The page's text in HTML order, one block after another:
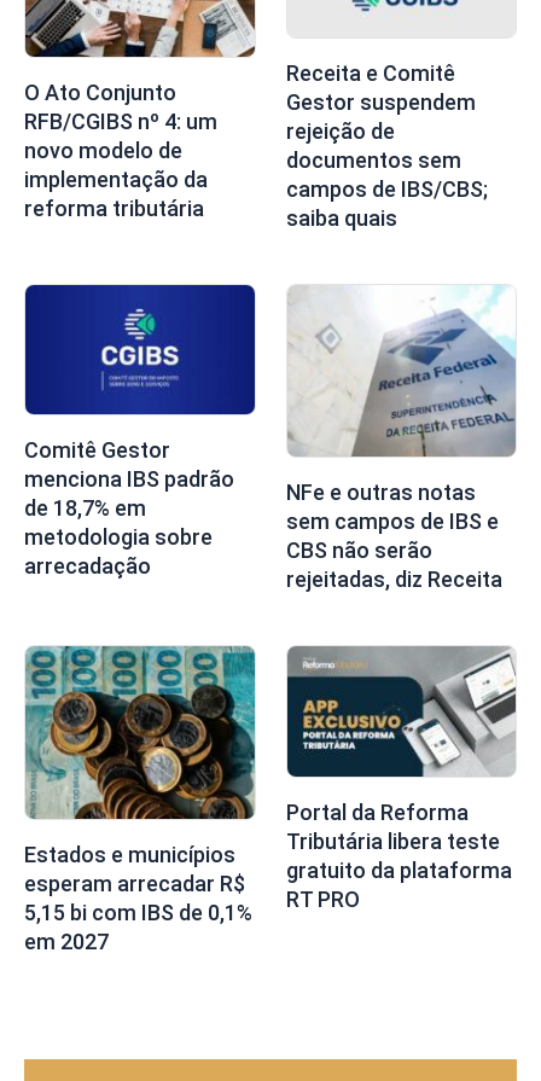
O Ato Conjunto
RFB/CGIBS nº 4: um
novo modelo de
implementação da
reforma tributária
Receita e Comitê
Gestor suspendem
rejeição de
documentos sem
campos de IBS/CBS;
saiba quais
Comitê Gestor
menciona IBS padrão
de 18,7% em
metodologia sobre
arrecadação
NFe e outras notas
sem campos de IBS e
CBS não serão
rejeitadas, diz Receita
Estados e municípios
esperam arrecadar R$
5,15 bi com IBS de 0,1%
em 2027
Portal da Reforma
Tributária libera teste
gratuito da plataforma
RT PRO